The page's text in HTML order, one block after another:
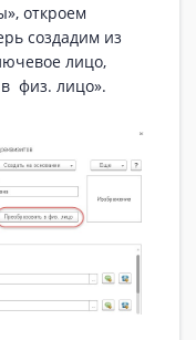
откроем
создадим из
лицо,
физ. лицо».